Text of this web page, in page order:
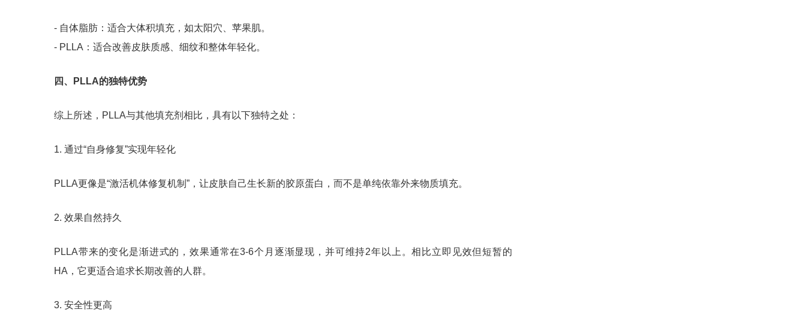
- 自体脂肪：适合大体积填充，如太阳穴、苹果肌。
- PLLA：适合改善皮肤质感、细纹和整体年轻化。
四、PLLA的独特优势
综上所述，PLLA与其他填充剂相比，具有以下独特之处：
1. 通过“自身修复”实现年轻化
PLLA更像是“激活机体修复机制”，让皮肤自己生长新的胶原蛋白，而不是单纯依靠外来物质填充。
2. 效果自然持久
PLLA带来的变化是渐进式的，效果通常在3-6个月逐渐显现，并可维持2年以上。相比立即见效但短暂的
HA，它更适合追求长期改善的人群。
3. 安全性更高